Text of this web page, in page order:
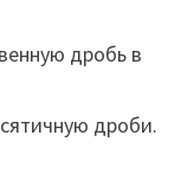
дробь в
дроби.